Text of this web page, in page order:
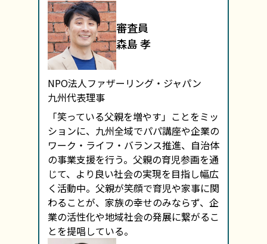
審査員
森島 孝
NPO法人ファザーリング・ジャパン
九州代表理事
「笑っている父親を増やす」ことをミッ
ションに、九州全域でパパ講座や企業の
ワーク・ライフ・バランス推進、自治体
の事業支援を行う。父親の育児参画を通
じて、より良い社会の実現を目指し幅広
く活動中。父親が笑顔で育児や家事に関
わることが、家族の幸せのみならず、企
業の活性化や地域社会の発展に繋がるこ
とを提唱している。